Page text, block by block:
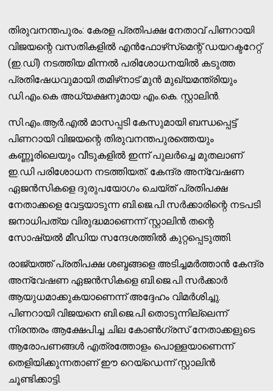
തിരുവനന്തപുരം: കേരള പ്രതിപക്ഷ നേതാവ് പിണറായി
വിജയന്റെ വസതികളിൽ എൻഫോഴ്‌സ്‌മെന്റ് ഡയറക്ടറേറ്റ്
(ഇ.ഡി) നടത്തിയ മിന്നൽ പരിശോധനയിൽ കടുത്ത
പ്രതിഷേധവുമായി തമിഴ്‌നാട് മുൻ മുഖ്യമന്ത്രിയും
ഡി.എം.കെ അധ്യക്ഷനുമായ എം.കെ. സ്റ്റാലിൻ.
സി.എം.ആർ.എൽ മാസപ്പടി കേസുമായി ബന്ധപ്പെട്ട്
പിണറായി വിജയന്റെ തിരുവനന്തപുരത്തെയും
കണ്ണൂരിലെയും വീടുകളിൽ ഇന്ന് പുലർച്ചെ മുതലാണ്
ഇ.ഡി പരിശോധന നടത്തിയത്. കേന്ദ്ര അന്വേഷണ
ഏജൻസികളെ ദുരുപയോഗം ചെയ്ത് പ്രതിപക്ഷ
നേതാക്കളെ വേട്ടയാടുന്ന ബി.ജെ.പി സർക്കാരിന്റെ നടപടി
ജനാധിപത്യ വിരുദ്ധമാണെന്ന് സ്റ്റാലിൻ തന്റെ
സോഷ്യൽ മീഡിയ സന്ദേശത്തിൽ കുറ്റപ്പെടുത്തി.
രാജ്യത്ത് പ്രതിപക്ഷ ശബ്ദങ്ങളെ അടിച്ചമർത്താൻ കേന്ദ്ര
അന്വേഷണ ഏജൻസികളെ ബി.ജെ.പി സർക്കാർ
ആയുധമാക്കുകയാണെന്ന് അദ്ദേഹം വിമർശിച്ചു.
പിണറായി വിജയനെ ബി.ജെ.പി തൊടുന്നില്ലെന്ന്
നിരന്തരം ആക്ഷേപിച്ച ചില കോൺഗ്രസ് നേതാക്കളുടെ
ആരോപണങ്ങൾ എത്രത്തോളം പൊള്ളയാണെന്ന്
തെളിയിക്കുന്നതാണ് ഈ റെയ്ഡെന്ന് സ്റ്റാലിൻ
ചൂണ്ടിക്കാട്ടി.